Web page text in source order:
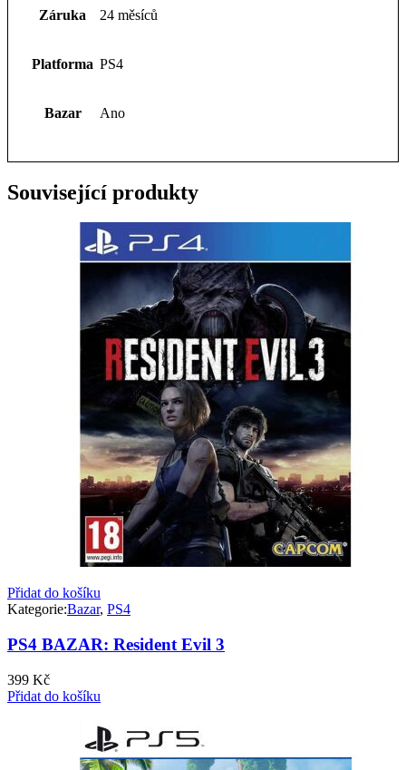
Záruka 24 měsíců
Platforma PS4
Bazar Ano
Související produkty
Přidat do košíku
Kategorie:Bazar, PS4
PS4 BAZAR: Resident Evil 3
399 Kč
Přidat do košíku